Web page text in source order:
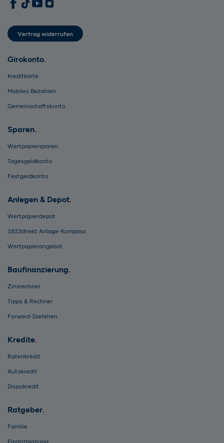
1822direkt auf Facebook
1822direkt auf TikTok
1822direkt auf YouTube
1822direkt auf Instagram
Vertrag widerrufen
Girokonto
Kreditkarte
Mobiles Bezahlen
Gemeinschaftskonto
Sparen
Wertpapiersparen
Tagesgeldkonto
Festgeldkonto
Anlegen & Depot
Wertpapierdepot
1822direkt Anlage-Kompass
Wertpapierangebot
Baufinanzierung
Zinsrechner
Tipps & Rechner
Forward-Darlehen
Kredite
Ratenkredit
Autokredit
Dispokredit
Ratgeber
Familie
Finanzplanung